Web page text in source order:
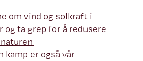
om vind og solkraft i
ta grep for å redusere
kamp er også vår